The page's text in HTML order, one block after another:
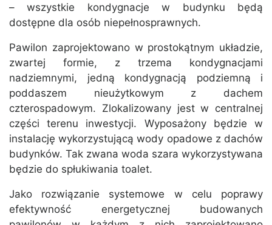
– wszystkie kondygnacje w budynku będą
dostępne dla osób niepełnosprawnych.
Pawilon zaprojektowano w prostokątnym układzie,
zwartej formie, z trzema kondygnacjami
nadziemnymi, jedną kondygnacją podziemną i
poddaszem nieużytkowym z dachem
czterospadowym. Zlokalizowany jest w centralnej
części terenu inwestycji. Wyposażony będzie w
instalację wykorzystującą wody opadowe z dachów
budynków. Tak zwana woda szara wykorzystywana
będzie do spłukiwania toalet.
Jako rozwiązanie systemowe w celu poprawy
efektywność energetycznej budowanych